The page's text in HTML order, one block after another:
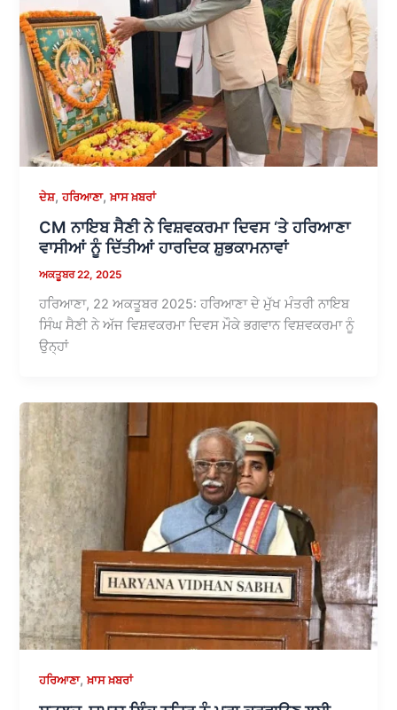
ਦੇਸ਼,ਹਰਿਆਣਾ,ਖ਼ਾਸ ਖ਼ਬਰਾਂ
CM ਨਾਇਬ ਸੈਣੀ ਨੇ ਵਿਸ਼ਵਕਰਮਾ ਦਿਵਸ ‘ਤੇ ਹਰਿਆਣਾ
ਵਾਸੀਆਂ ਨੂੰ ਦਿੱਤੀਆਂ ਹਾਰਦਿਕ ਸ਼ੁਭਕਾਮਨਾਵਾਂ
ਅਕਤੂਬਰ 22, 2025
ਹਰਿਆਣਾ, 22 ਅਕਤੂਬਰ 2025: ਹਰਿਆਣਾ ਦੇ ਮੁੱਖ ਮੰਤਰੀ ਨਾਇਬ
ਸਿੰਘ ਸੈਣੀ ਨੇ ਅੱਜ ਵਿਸ਼ਵਕਰਮਾ ਦਿਵਸ ਮੌਕੇ ਭਗਵਾਨ ਵਿਸ਼ਵਕਰਮਾ ਨੂੰ
ਉਨ੍ਹਾਂ
ਹਰਿਆਣਾ,ਖ਼ਾਸ ਖ਼ਬਰਾਂ